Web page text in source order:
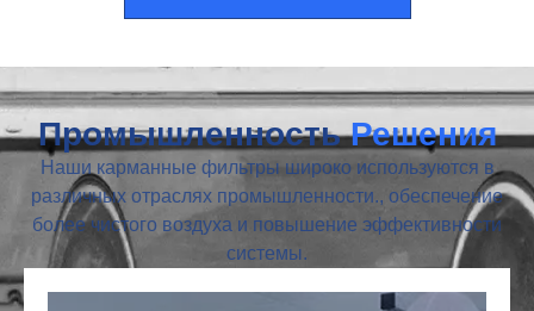
ПромышленностьРешения
Наши карманные фильтры широко используются в
различных отраслях промышленности., обеспечение
более чистого воздуха и повышение эффективности
системы.